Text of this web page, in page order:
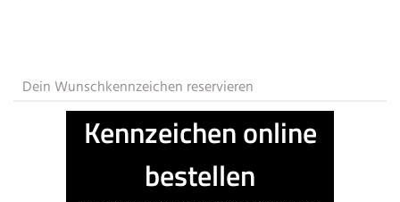
Dein Wunschkennzeichen reservieren